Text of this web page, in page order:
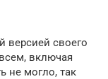
версией своего
включая
не могло, так